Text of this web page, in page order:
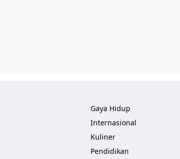
Gaya Hidup
Internasional
Kuliner
Pendidikan